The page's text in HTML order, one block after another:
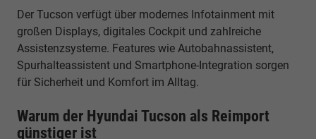
Der Tucson verfügt über modernes Infotainment mit
großen Displays, digitales Cockpit und zahlreiche
Assistenzsysteme. Features wie Autobahnassistent,
Spurhalteassistent und Smartphone-Integration sorgen
für Sicherheit und Komfort im Alltag.
Warum der Hyundai Tucson als Reimport
günstiger ist